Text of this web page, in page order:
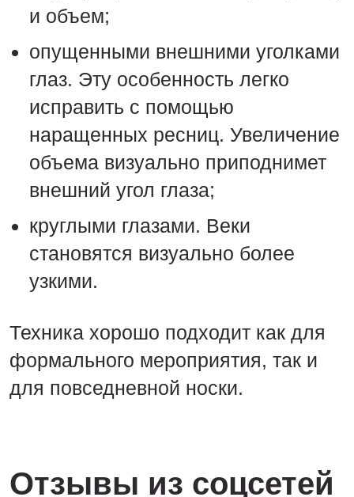
и объем;
опущенными внешними уголками
глаз. Эту особенность легко
исправить с помощью
наращенных ресниц. Увеличение
объема визуально приподнимет
внешний угол глаза;
круглыми глазами. Веки
становятся визуально более
узкими.
Техника хорошо подходит как для
формального мероприятия, так и
для повседневной носки.
Отзывы из соцсетей